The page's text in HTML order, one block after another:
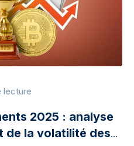
lecture
2025 : analyse
de la volatilité des